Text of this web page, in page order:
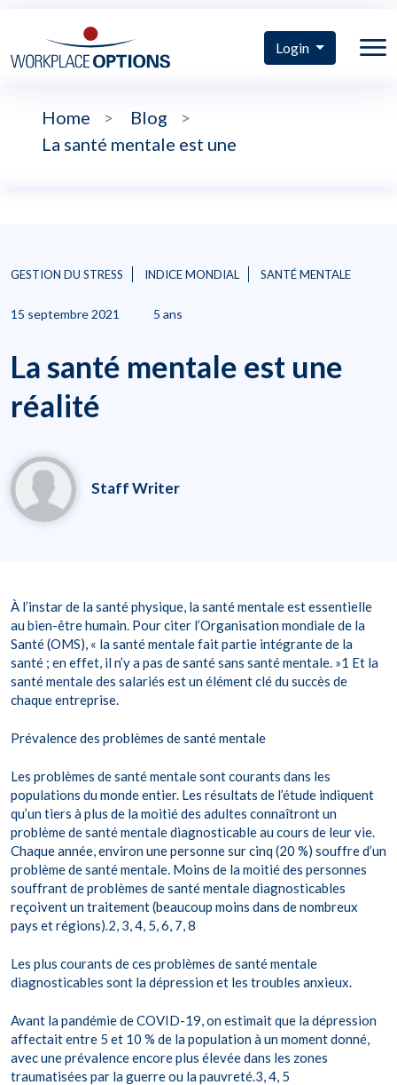
Login
Home > Blog
>
La santé mentale est une
GESTION DU STRESS INDICE MONDIAL SANTÉ MENTALE
15 septembre 2021 5 ans
La santé mentale est une
réalité
Staff Writer
À l’instar de la santé physique, la santé mentale est essentielle
au bien-être humain. Pour citer l’Organisation mondiale de la
Santé (OMS), « la santé mentale fait partie intégrante de la
santé ; en effet, il n’y a pas de santé sans santé mentale. »1 Et la
santé mentale des salariés est un élément clé du succès de
chaque entreprise.
Prévalence des problèmes de santé mentale
Les problèmes de santé mentale sont courants dans les
populations du monde entier. Les résultats de l’étude indiquent
qu’un tiers à plus de la moitié des adultes connaîtront un
problème de santé mentale diagnosticable au cours de leur vie.
Chaque année, environ une personne sur cinq (20 %) souffre d’un
problème de santé mentale. Moins de la moitié des personnes
souffrant de problèmes de santé mentale diagnosticables
reçoivent un traitement (beaucoup moins dans de nombreux
pays et régions).2, 3, 4, 5, 6, 7, 8
Les plus courants de ces problèmes de santé mentale
diagnosticables sont la dépression et les troubles anxieux.
Avant la pandémie de COVID-19, on estimait que la dépression
affectait entre 5 et 10 % de la population à un moment donné,
avec une prévalence encore plus élevée dans les zones
traumatisées par la guerre ou la pauvreté.3, 4, 5